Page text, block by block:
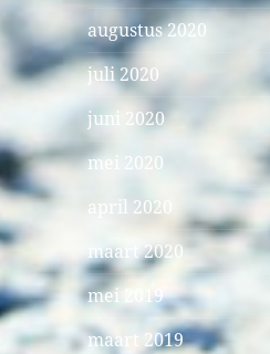
augustus 2020
juli 2020
juni 2020
mei 2020
april 2020
maart 2020
mei 2019
maart 2019